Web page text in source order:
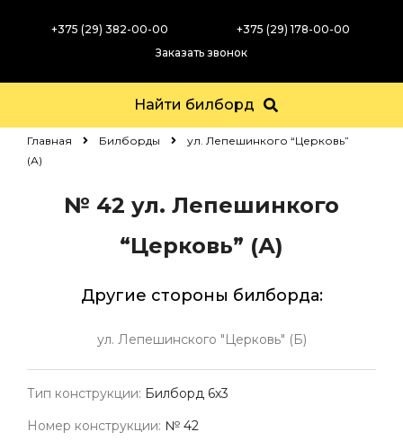
+375 (29) 382-00-00
+375 (29) 178-00-00
Заказать звонок
Найти билборд
Главная Билборды
ул. Лепешинкого “Церковь”
(А)
№ 42 ул. Лепешинкого
“Церковь” (А)
Другие стороны билборда:
ул. Лепешинского "Церковь" (Б)
Тип конструкции: Билборд 6х3
Номер конструкции: № 42